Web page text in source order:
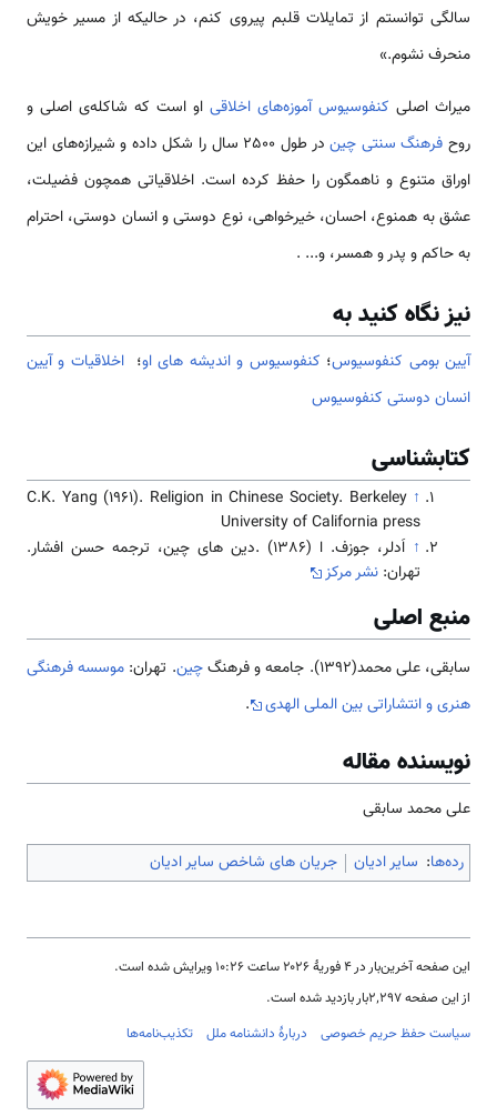
سالگی توانستم از تمایلات قلبم پیروی کنم، در حالی­که از مسير خویش
منحرف نشوم.»
میراث اصلی کنفوسیوس آموزه­‌های اخلاقی او است که شاکله‌­ی اصلی و
روح فرهنگ سنتی چین
در طول 2500 سال را شکل داده و شیرازه‌ه­ای این
اوراق متنوع و ناهمگون را حفظ کرده است. اخلاقیاتی هم­چون فضیلت،
عشق به هم­نوع، احسان، خیر­خواهی، نوع دوستی و انسان دوستی، احترام
به حاکم و پدر و همسر، و... .
نیز نگاه کنید به
آیین بومی کنفوسیوس؛ کنفوسیوس و اندیشه های او؛اخلاقیات و آیین
انسان دوستی کنفوسیوس
کتابشناسی
↑
C.K. Yang (1961). Religion in Chinese Society. Berkeley
University of California press
↑
اَدلر، جوزف. ا (1386) .دین ­های چین، ترجمه­ حسن افشار.
تهران: نشر مرکز
منبع اصلی
سابقی، علی محمد(1392). جامعه و فرهنگ چین. تهران: موسسه فرهنگی
هنری و انتشاراتی بین الملی الهدی
.
نویسنده مقاله
علی محمد سابقی
رده‌ها: سایر ادیان جریان های شاخص سایر ادیان
این صفحه آخرین‌بار در ‏۴ فوریهٔ ۲۰۲۶ ساعت ‏۱۰:۲۶ ویرایش شده است.
از این صفحه ۲٬۲۹۷بار بازدید شده است.
سیاست حفظ حریم خصوصی
دربارهٔ دانشنامه ملل تکذیب‌نامه‌ها